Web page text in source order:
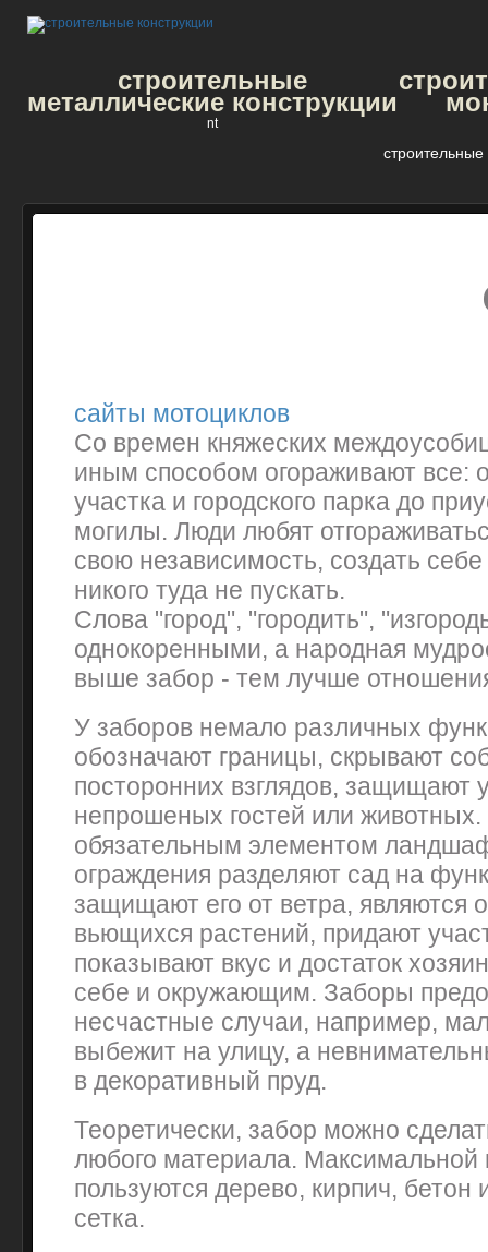
строительные
металлические конструкции
nt
сайты мотоциклов
Со времен княжеских
иным способом огораживают все:
участка и городского парка до
могилы. Люди любят
свою независимость, создать
никого туда не пускать.
Слова "город", "городить",
однокоренными, а народная
выше забор - тем лучше
У заборов немало различных
обозначают границы, скрывают
посторонних взглядов, защищают
непрошеных гостей или
обязательным элементом
ограждения разделяют сад на
защищают его от ветра, являются
вьющихся растений, придают
показывают вкус и достаток
себе и окружающим. Заборы
несчастные случаи, например,
выбежит на улицу, а
в декоративный пруд.
Теоретически, забор можно
любого материала. Максимальной
пользуются дерево, кирпич, бетон
сетка.